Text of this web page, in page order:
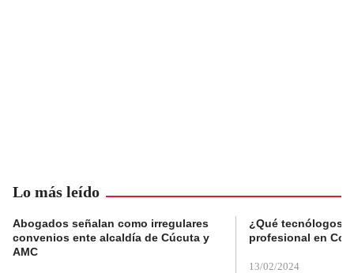
Lo más leído
Abogados señalan como irregulares
convenios ente alcaldía de Cúcuta y
AMC
¿Qué tecnólogos
profesional en
13/02/2024